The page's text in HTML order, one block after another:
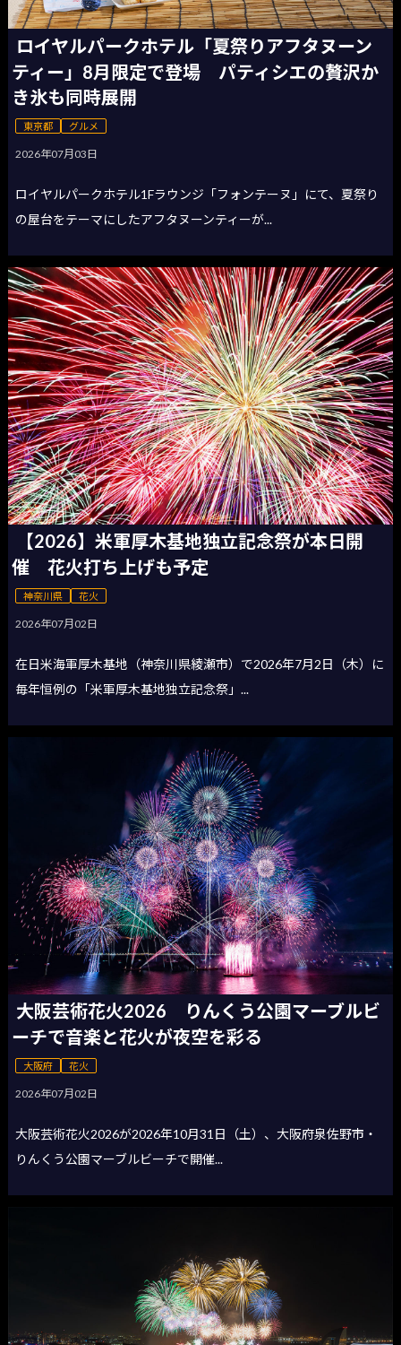
ロイヤルパークホテル「夏祭りアフタヌーン
ティー」8月限定で登場 パティシエの贅沢か
き氷も同時展開
東京都 グルメ
2026年07月03日
ロイヤルパークホテル1Fラウンジ「フォンテーヌ」にて、夏祭り
の屋台をテーマにしたアフタヌーンティーが...
【2026】米軍厚木基地独立記念祭が本日開
催 花火打ち上げも予定
神奈川県 花火
2026年07月02日
在日米海軍厚木基地（神奈川県綾瀬市）で2026年7月2日（木）に
毎年恒例の「米軍厚木基地独立記念祭」...
大阪芸術花火2026 りんくう公園マーブルビ
ーチで音楽と花火が夜空を彩る
大阪府 花火
2026年07月02日
大阪芸術花火2026が2026年10月31日（土）、大阪府泉佐野市・
りんくう公園マーブルビーチで開催...